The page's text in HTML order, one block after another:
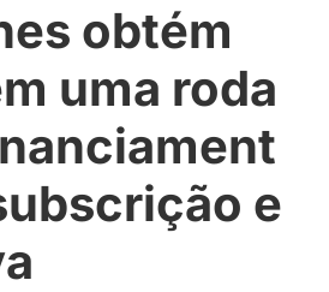
obtém
uma roda
e